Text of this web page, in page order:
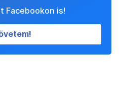
Facebookon is!